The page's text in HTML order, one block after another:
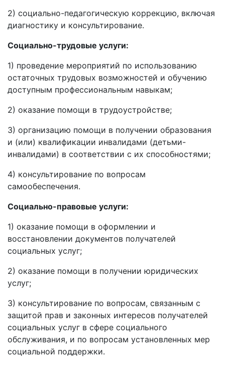
2) социально-педагогическую коррекцию, включая
диагностику и консультирование.
Социально-трудовые услуги:
1) проведение мероприятий по использованию
остаточных трудовых возможностей и обучению
доступным профессиональным навыкам;
2) оказание помощи в трудоустройстве;
3) организацию помощи в получении образования
и (или) квалификации инвалидами (детьми-
инвалидами) в соответствии с их способностями;
4) консультирование по вопросам
самообеспечения.
Социально-правовые услуги:
1) оказание помощи в оформлении и
восстановлении документов получателей
социальных услуг;
2) оказание помощи в получении юридических
услуг;
3) консультирование по вопросам, связанным с
защитой прав и законных интересов получателей
социальных услуг в сфере социального
обслуживания, и по вопросам установленных мер
социальной поддержки.